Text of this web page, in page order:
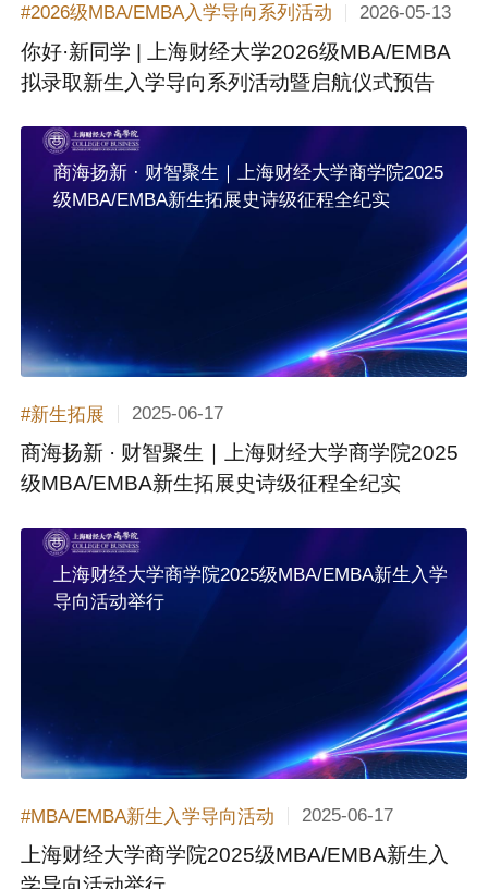
#2026级MBA/EMBA入学导向系列活动 2026-05-13
你好·新同学 | 上海财经大学2026级MBA/EMBA
拟录取新生入学导向系列活动暨启航仪式预告
商海扬新 · 财智聚生｜上海财经大学商学院2025
级MBA/EMBA新生拓展史诗级征程全纪实
#新生拓展 2025-06-17
商海扬新 · 财智聚生｜上海财经大学商学院2025
级MBA/EMBA新生拓展史诗级征程全纪实
上海财经大学商学院2025级MBA/EMBA新生入学
导向活动举行
#MBA/EMBA新生入学导向活动 2025-06-17
上海财经大学商学院2025级MBA/EMBA新生入